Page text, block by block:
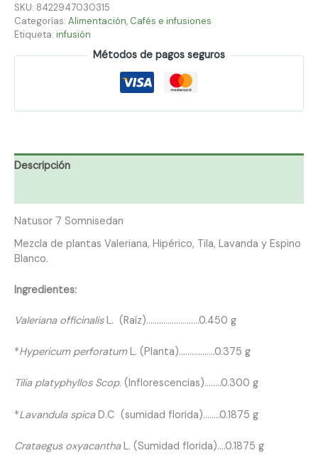
SKU: 8422947030315
Categorías: Alimentación, Cafés e infusiones
Etiqueta: infusión
Métodos de pagos seguros
Descripción
Natusor 7 Somnisedan
Mezcla de plantas Valeriana, Hipérico, Tila, Lavanda y Espino
Blanco.
Ingredientes:
Valeriana officinalisL. (Raíz)…………………….0.450 g
*Hypericum perforatumL. (Planta)……………..0.375 g
Tilia platyphyllos Scop. (Inflorescencias)……..0.300 g
*Lavandula spicaD.C (sumidad florida)……..0.1875 g
Crataegus oxyacanthaL. (Sumidad florida)….0.1875 g